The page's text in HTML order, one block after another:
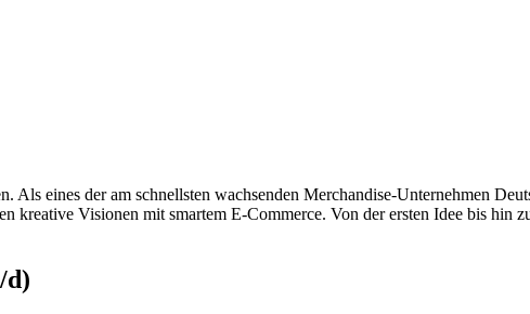
eines der am schnellsten wachsenden Merchandise-Unternehmen
kreative Visionen mit smartem E-Commerce. Von der ersten Idee bis
d)